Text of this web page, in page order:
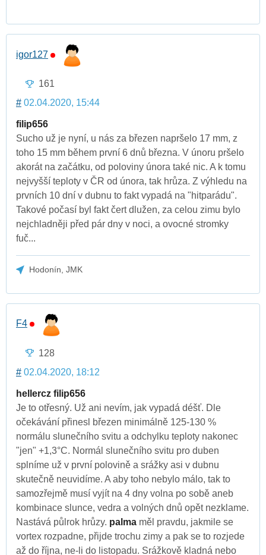
igor127
161
# 02.04.2020, 15:44
filip656
Sucho už je nyní, u nás za březen napršelo 17 mm, z
toho 15 mm během první 6 dnů března. V únoru pršelo
akorát na začátku, od poloviny února také nic. A k tomu
nejvyšší teploty v ČR od února, tak hrůza. Z výhledu na
prvních 10 dní v dubnu to fakt vypadá na "hitparádu".
Takové počasí byl fakt čert dlužen, za celou zimu bylo
nejchladněji před pár dny v noci, a ovocné stromky
fuč...
Hodonín, JMK
F4
128
# 02.04.2020, 18:12
hellercz filip656
Je to otřesný. Už ani nevím, jak vypadá déšť. Dle
očekávání přinesl březen minimálně 125-130 %
normálu slunečního svitu a odchylku teploty nakonec
"jen" +1,3°C. Normál slunečního svitu pro duben
splníme už v první polovině a srážky asi v dubnu
skutečně neuvidíme. A aby toho nebylo málo, tak to
samozřejmě musí vyjít na 4 dny volna po sobě aneb
kombinace slunce, vedra a volných dnů opět nezklame.
Nastává půlrok hrůzy. palma měl pravdu, jakmile se
vortex rozpadne, přijde trochu zimy a pak se to rozjede
až do října, ne-li do listopadu. Srážkově kladná nebo